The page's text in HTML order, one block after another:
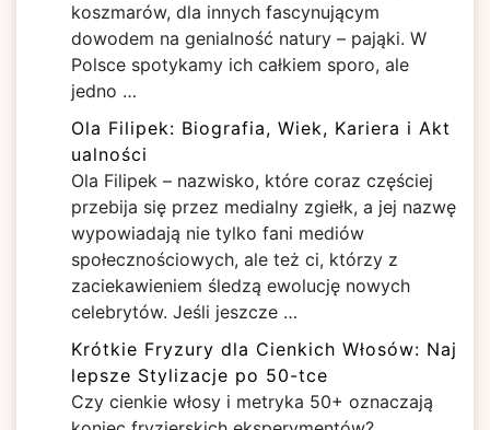
koszmarów, dla innych fascynującym
dowodem na genialność natury – pająki. W
Polsce spotykamy ich całkiem sporo, ale
jedno …
Ola Filipek: Biografia, Wiek, Kariera i Akt
ualności
Ola Filipek – nazwisko, które coraz częściej
przebija się przez medialny zgiełk, a jej nazwę
wypowiadają nie tylko fani mediów
społecznościowych, ale też ci, którzy z
zaciekawieniem śledzą ewolucję nowych
celebrytów. Jeśli jeszcze …
Krótkie Fryzury dla Cienkich Włosów: Naj
lepsze Stylizacje po 50-tce
Czy cienkie włosy i metryka 50+ oznaczają